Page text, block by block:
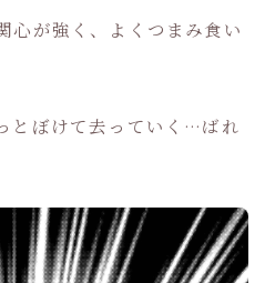
心が強く、よくつまみ食い
とぼけて去っていく…ばれ